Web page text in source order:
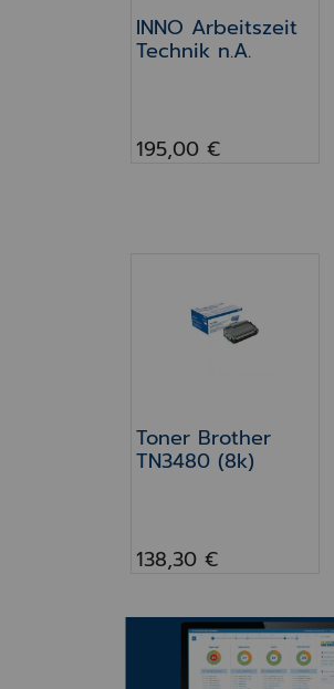
INNO Arbeitszeit
Technik n.A.
195,00 €
Toner Brother
TN3480 (8k)
138,30 €
Bilder